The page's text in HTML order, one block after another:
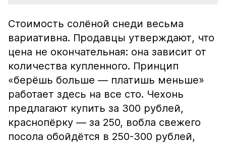
Стоимость солёной снеди весьма
вариативна. Продавцы утверждают, что
цена не окончательная: она зависит от
количества купленного. Принцип
«берёшь больше — платишь меньше»
работает здесь на все сто. Чехонь
предлагают купить за 300 рублей,
краснопёрку — за 250, вобла свежего
посола обойдётся в 250-300 рублей,